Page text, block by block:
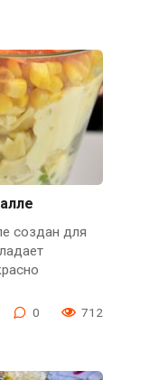
создан для
0 712